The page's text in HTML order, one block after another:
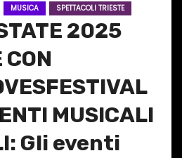
MUSICA SPETTACOLI TRIESTE
2025
CON
MUSICALI
Gli eventi